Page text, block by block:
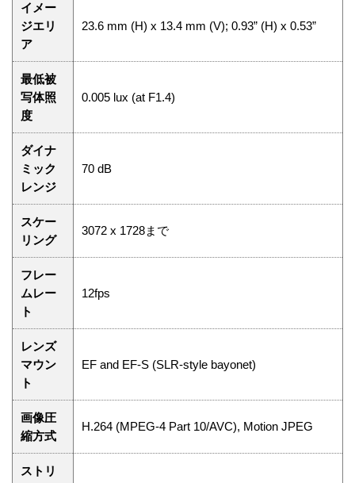
イメー
ジエリ
ア
23.6 mm (H) x 13.4 mm (V); 0.93” (H) x 0.53”
最低被
写体照
度
0.005 lux (at F1.4)
ダイナ
ミック
レンジ
70 dB
スケー
リング
3072 x 1728まで
フレー
ムレー
ト
12fps
レンズ
マウン
ト
EF and EF-S (SLR-style bayonet)
画像圧
縮方式
H.264 (MPEG-4 Part 10/AVC), Motion JPEG
ストリ